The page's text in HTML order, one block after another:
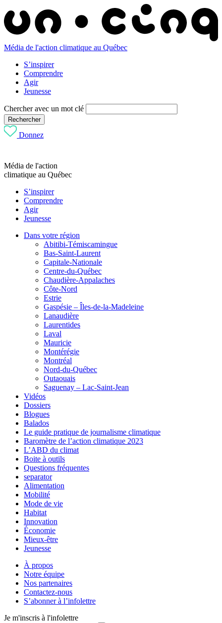
Média de l'action climatique au Québec
S’inspirer
Comprendre
Agir
Jeunesse
Chercher avec un mot clé
Rechercher
Donnez
Média de l'action
climatique au Québec
S’inspirer
Comprendre
Agir
Jeunesse
Dans votre région
Abitibi-Témiscamingue
Bas-Saint-Laurent
Capitale-Nationale
Centre-du-Québec
Chaudière-Appalaches
Côte-Nord
Estrie
Gaspésie – Îles-de-la-Madeleine
Lanaudière
Laurentides
Laval
Mauricie
Montérégie
Montréal
Nord-du-Québec
Outaouais
Saguenay – Lac-Saint-Jean
Vidéos
Dossiers
Blogues
Balados
Le guide pratique de journalisme climatique
Baromètre de l’action climatique 2023
L’ABD du climat
Boite à outils
Questions fréquentes
separator
Alimentation
Mobilité
Mode de vie
Habitat
Innovation
Économie
Mieux-être
Jeunesse
À propos
Notre équipe
Nos partenaires
Contactez-nous
S’abonner à l’infolettre
Je m'inscris à l'infolettre